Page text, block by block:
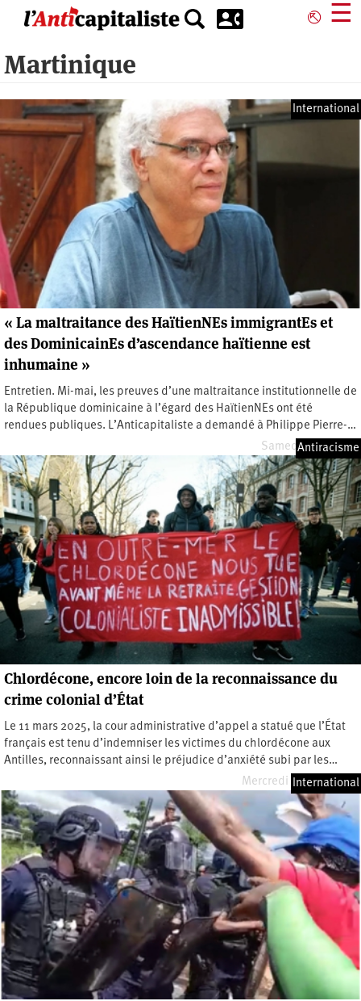
principal
⎋ ☰
Martinique
International
« La maltraitance des HaïtienNEs immigrantEs et
des DominicainEs d’ascendance haïtienne est
inhumaine »
Entretien. Mi-mai, les preuves d’une maltraitance institutionnelle de
la République dominicaine à l’égard des HaïtienNEs ont été
rendues publiques. L’Anticapitaliste a demandé à Philippe Pierre-…
Samedi 7 juin 2025
Antiracisme
Chlordécone, encore loin de la reconnaissance du
crime colonial d’État
Le 11 mars 2025, la cour administrative d’appel a statué que l’État
français est tenu d’indemniser les victimes du chlordécone aux
Antilles, reconnaissant ainsi le préjudice d’anxiété subi par les…
Mercredi 19 mars 2025
International